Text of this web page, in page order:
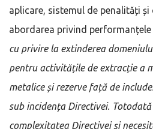
aplicare, sistemul de penalități și
abordarea privind performanțele
cu privire la extinderea
pentru activitățile de extracție a
metalice și rezerve față de
sub incidența Directivei.
complexitatea Directivei și